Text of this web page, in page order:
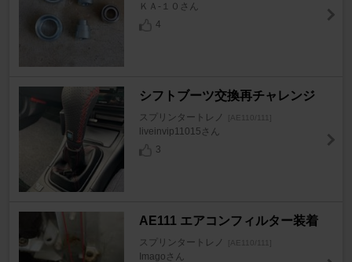
ＫＡ-１０さん
4
シフトブーツ交換再チャレンジ
スプリンタートレノ [AE110/111]
liveinvip11015さん
3
AE111 エアコンフィルター装着
スプリンタートレノ [AE110/111]
Imagoさん